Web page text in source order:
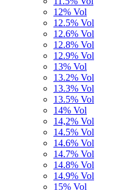
12% Vol
12.5% Vol
12.6% Vol
12.8% Vol
12.9% Vol
13% Vol
13.2% Vol
13.3% Vol
13.5% Vol
14% Vol
14,2% Vol
14.5% Vol
14.6% Vol
14.7% Vol
14.8% Vol
14.9% Vol
15% Vol